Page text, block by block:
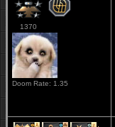
1370
Doom Rate: 1.35